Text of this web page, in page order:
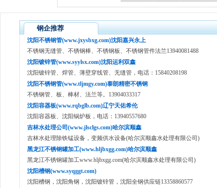
钢企推荐
沈阳不锈钢管(www.jxysbxg.com)沈阳嘉兴永上
不锈钢无缝管、不锈钢棒、不锈钢板、不锈钢管件法兰13940081488
沈阳镀锌管(www.syylsx.com)沈阳运利双鑫
沈阳镀锌管、焊管、薄壁穿线管、无缝管，电话：15840208198
沈阳不锈钢管(www.tljmgy.com)泰朗精密不锈钢
不锈钢管、板、棒材、法兰等。13904033317
沈阳容器板(www.rqbglb.com)辽宁天佑希伦
沈阳容器板、沈阳锅炉板，电话：13940557680
吉林水处理公司(www.jlsclgs.com)哈尔滨顺鑫
吉林水处理除铁锰设备，变频供水设备(哈尔滨顺鑫水处理有限公司)
黑龙江不锈钢罐加工(www.hljbxgg.com)哈尔滨顺鑫
黑龙江不锈钢罐加工www.hljbxgg.com(哈尔滨顺鑫水处理有限公司)
沈阳槽钢(www.syqggt.com)
沈阳槽钢，沈阳角钢，沈阳镀锌管，沈阳全钢供应链13358860577